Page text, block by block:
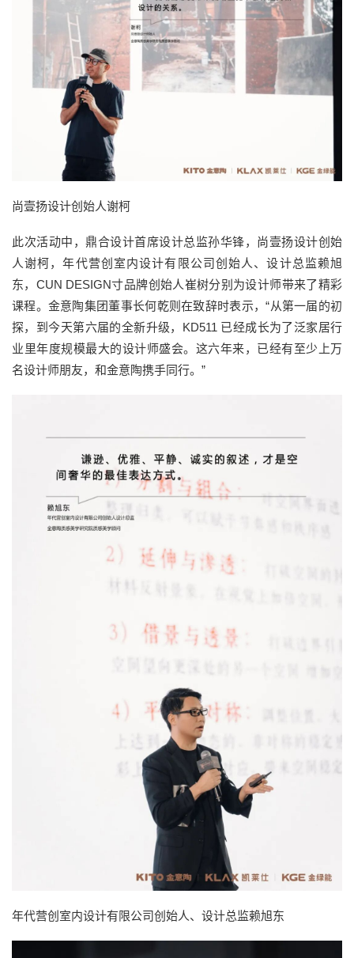
尚壹扬设计创始人谢柯
此次活动中， 鼎合设计首席设计总监孙华锋，尚壹扬设计创始
人谢柯，年代营创室内设计有限公司创始人、设计总监赖旭
东， CUN DESIGN寸品牌创始人崔树分别为设计师带来了精彩
课程。金意陶集团董事长何乾则在致辞时表示，“从第一届的初
探，到今天第六届的全新升级，KD511 已经成长为了泛家居行
业里年度规模最大的设计师盛会。这六年来，已经有至少上万
名设计师朋友，和金意陶携手同行。”
年代营创室内设计有限公司创始人、设计总监赖旭东